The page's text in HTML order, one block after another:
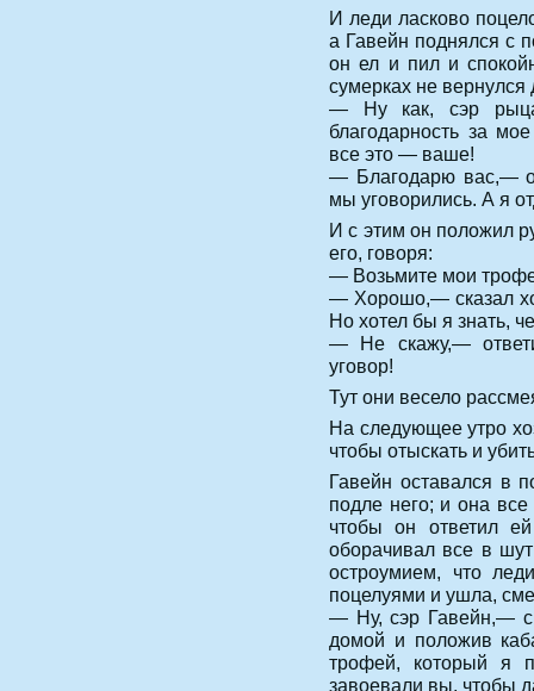
И леди ласково
а Гавейн поднялся с
он ел и пил и
сумерках не
— Ну как, сэр
благодарность за
все это — ваше!
— Благодарю вас,—
мы уговорились. А я
И с этим он положил
его, говоря:
— Возьмите мои
— Хорошо,— сказал
Но хотел бы я знать,
— Не скажу,—
уговор!
Тут они весело
На следующее утро
чтобы отыскать и
Гавейн оставался в
подле него; и она все
чтобы он ответил
оборачивал все в
остроумием, что
поцелуями и ушла,
— Ну, сэр Гавейн,—
домой и положив
трофей, который я
завоевали вы, чтобы